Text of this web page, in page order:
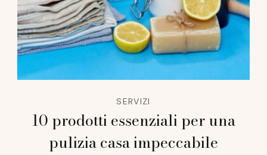
SERVIZI
10 prodotti essenziali per una
pulizia casa impeccabile